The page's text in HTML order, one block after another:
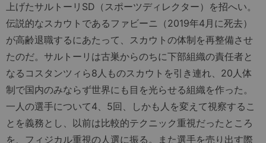
上げたサルトーリSD（スポーツディレクター）を招へい。
伝説的なスカウトであるファビーニ（2019年4月に死去）
が高齢退職するにあたって、スカウトの体制を再整備させ
たのだ。サルトーリは古巣からのちに下部組織の責任者と
なるコスタンツィら8人ものスカウトを引き連れ、20人体
制で国内のみならず世界にも目を光らせる組織を作った。
一人の選手について4、5回、しかも人を変えて視察するこ
とを義務とし、以前は比較的テクニック重視だったところ
を、フィジカル重視の人選に振る。また選手を売り出す際